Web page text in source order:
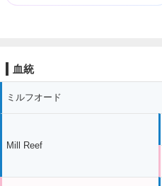
血統
ミルフオード
Mill Reef